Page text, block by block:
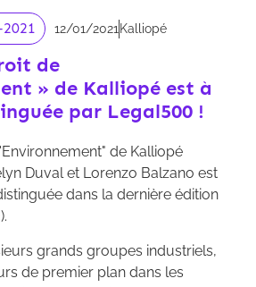
12/01/2021 Kalliopé
de
» de Kalliopé est à
par Legal500 !
de Kalliopé
Duval et Lorenzo Balzano est
dans la dernière édition
grands groupes industriels,
de premier plan dans les